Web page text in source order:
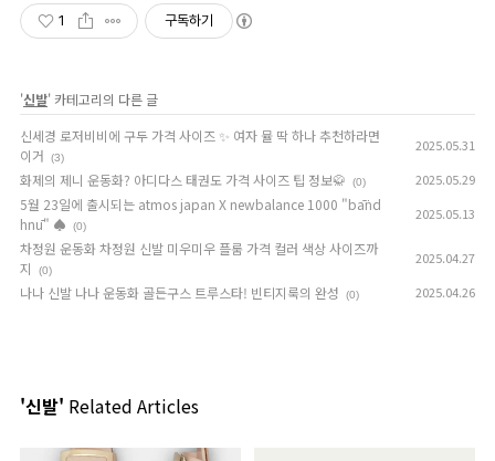
1 구독하기
'신발' 카테고리의 다른 글
신세경 로저비비에 구두 가격 사이즈 ✨ 여자 뮬 딱 하나 추천하라면
이거
(3)
2025.05.31
화제의 제니 운동화? 아디다스 태권도 가격 사이즈 팁 정보🥋 (0) 2025.05.29
5월 23일에 출시되는 atmos japan X newbalance 1000 "bāṅd
hnū" ♠️
(0)
2025.05.13
차정원 운동화 차정원 신발 미우미우 플룸 가격 컬러 색상 사이즈까
지
(0)
2025.04.27
나나 신발 나나 운동화 골든구스 트루스타! 빈티지룩의 완성 (0) 2025.04.26
'신발' Related Articles